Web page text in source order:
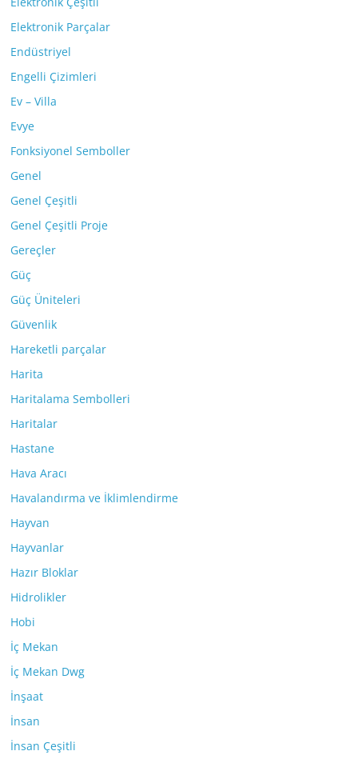
Elektronik Parçalar
Endüstriyel
Engelli Çizimleri
Ev – Villa
Evye
Fonksiyonel Semboller
Genel
Genel Çeşitli
Genel Çeşitli Proje
Gereçler
Güç
Güç Üniteleri
Güvenlik
Hareketli parçalar
Harita
Haritalama Sembolleri
Haritalar
Hastane
Hava Aracı
Havalandırma ve İklimlendirme
Hayvan
Hayvanlar
Hazır Bloklar
Hidrolikler
Hobi
İç Mekan
İç Mekan Dwg
İnşaat
İnsan
İnsan Çeşitli